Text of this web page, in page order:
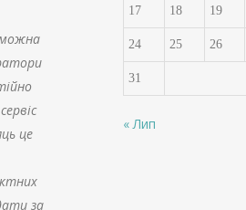
можна
це
за
17 18 19
24 25 26
31
« Лип